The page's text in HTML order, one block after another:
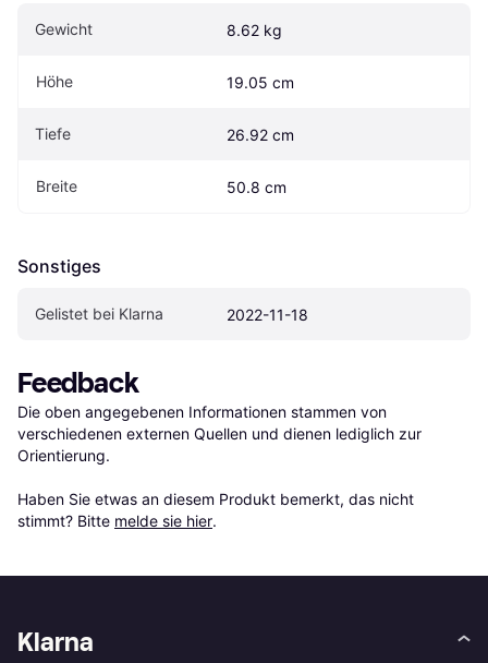
Gewicht 8.62 kg
Höhe 19.05 cm
Tiefe 26.92 cm
Breite 50.8 cm
Sonstiges
Gelistet bei Klarna 2022-11-18
Feedback
Die oben angegebenen Informationen stammen von
verschiedenen externen Quellen und dienen lediglich zur
Orientierung.
Haben Sie etwas an diesem Produkt bemerkt, das nicht
stimmt? Bitte melde sie hier.
Klarna